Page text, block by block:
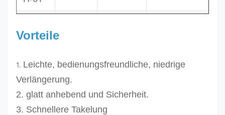
H-8T
H-10T
RES-
H-12T
10
Orange
36
Vorteile
1. Leichte, bedienungsfreundliche, niedrige
Verlängerung.
2. glatt anhebend und Sicherheit.
3. Schnellere Takelung